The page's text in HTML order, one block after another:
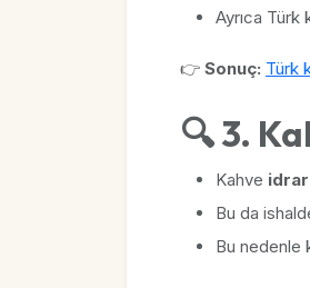
Ayrıca Türk
👉 Sonuç: Türk
🔍 3.
Kahve
Bu da
Bu nedenle